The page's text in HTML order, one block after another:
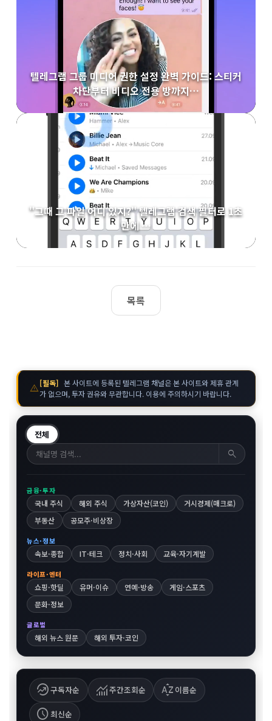
텔레그램 그룹 미디어 권한 설정 완벽 가이드: 스티커
차단부터 비디오 전용 방까지…
"그때 그 파일 어디 있지?" 텔레그램 검색 필터로 1초
만에 …
목록
warning[필독] 본 사이트에 등록된 텔레그램 채널은 본 사이트와 제휴 관계
가 없으며, 투자 권유와 무관합니다. 이용에 주의하시기 바랍니다.
전체
search
금융·투자
국내 주식 해외 주식 가상자산(코인)
거시경제(매크로)
부동산
공모주·비상장
뉴스·정보
속보·종합 IT·테크 정치·사회 교육·자기계발
라이프·엔터
쇼핑·핫딜 유머·이슈 연예·방송
게임·스포츠
문화·정보
글로벌
해외 뉴스 원문 해외 투자·코인
whatshot구독자순 monitoring주간조회순 sort_by_alpha 이름순
schedule최신순